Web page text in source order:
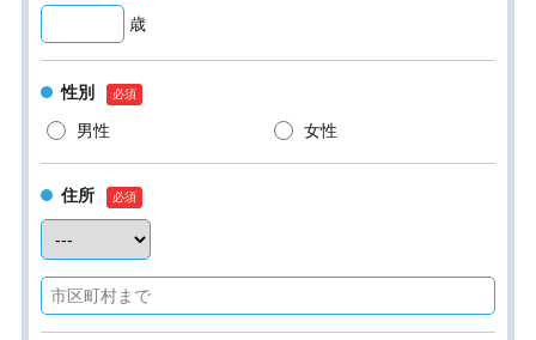
歳
性別
男性
女性
住所